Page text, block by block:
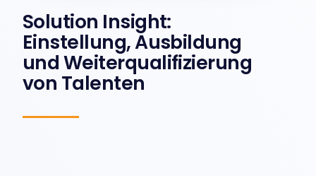
Solution Insight:
Einstellung, Ausbildung
und Weiterqualifizierung
von Talenten